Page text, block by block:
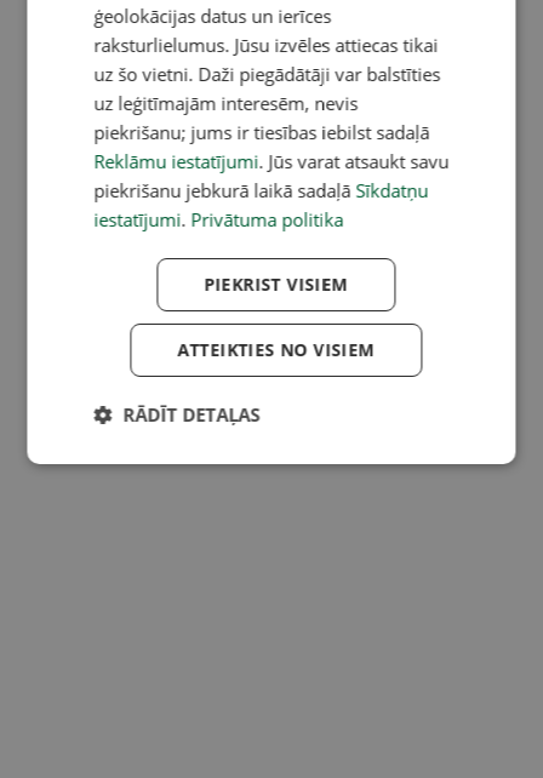
ģeolokācijas datus un ierīces
raksturlielumus. Jūsu izvēles attiecas tikai
uz šo vietni. Daži piegādātāji var balstīties
uz leģitīmajām interesēm, nevis
piekrišanu; jums ir tiesības iebilst sadaļā
Reklāmu iestatījumi. Jūs varat atsaukt savu
piekrišanu jebkurā laikā sadaļā Sīkdatņu
iestatījumi. Privātuma politika
PIEKRIST VISIEM
ATTEIKTIES NO VISIEM
RĀDĪT DETAĻAS